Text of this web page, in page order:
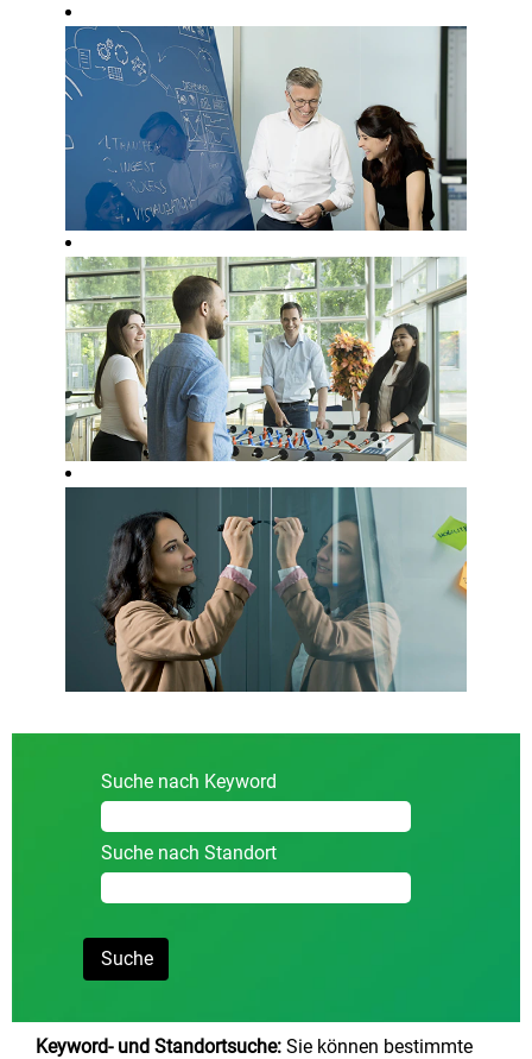
Suche nach Keyword
Suche nach Standort
Keyword- und Standortsuche: Sie können bestimmte